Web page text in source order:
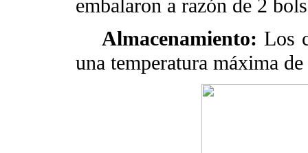
embalaron a razón de 2
Almacenamiento: Los
una temperatura máxima